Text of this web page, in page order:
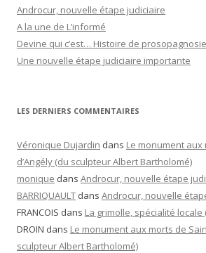
Androcur, nouvelle étape judiciaire
A la une de L’informé
Devine qui c’est… Histoire de prosopagnosie
Une nouvelle étape judiciaire importante
LES DERNIERS COMMENTAIRES
Véronique Dujardin dans Le monument aux
d’Angély (du sculpteur Albert Bartholomé)
monique dans Androcur, nouvelle étape
BARRIQUAULT dans Androcur, nouvelle
FRANCOIS dans La grimolle, spécialité locale
DROIN dans Le monument aux morts de
sculpteur Albert Bartholomé)